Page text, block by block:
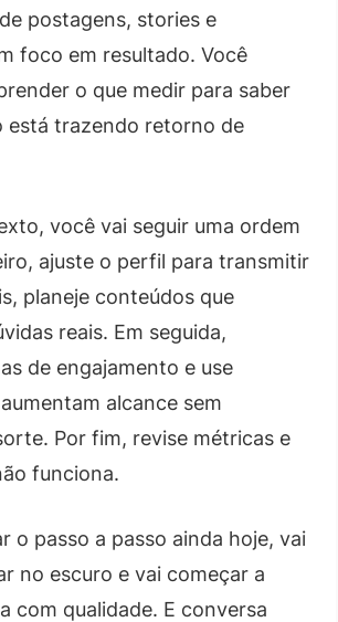
postagens, stories e
foco em resultado. Você
o que medir para saber
está trazendo retorno de
você vai seguir uma ordem
ajuste o perfil para transmitir
planeje conteúdos que
reais. Em seguida,
de engajamento e use
alcance sem
Por fim, revise métricas e
funciona.
o passo a passo ainda hoje, vai
no escuro e vai começar a
com qualidade. E conversa